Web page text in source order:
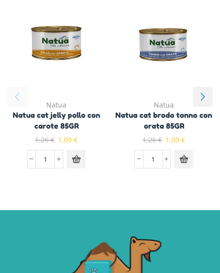
Natua
Natua cat jelly pollo con
carote 85GR
1,26€ 1,09 €
Natua
Natua cat brodo tonno con
orata 85GR
1,26€ 1,09 €